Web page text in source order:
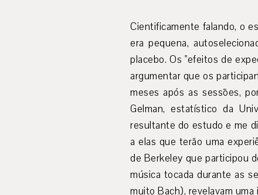
Cientificamente falando, o
era pequena,
placebo. Os "efeitos de
argumentar que os
meses após as sessões,
Gelman, estatístico da
resultante do estudo e me
a elas que terão uma
de Berkeley que participou
música tocada durante as
muito Bach), revelavam